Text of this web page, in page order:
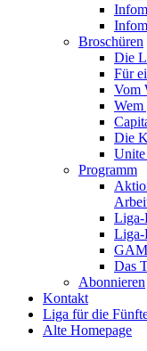
Broschüren
Die
Für
Vom
Wem
Die
Unite
Programm
Liga-
Liga-
Das
Abonnieren
Kontakt
Liga für die
Alte Homepage